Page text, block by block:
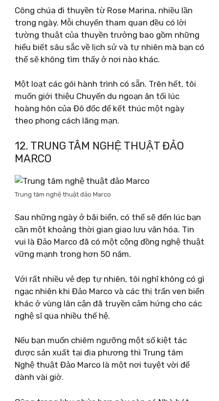
Công chúa đi thuyền từ Rose Marina, nhiều lần
trong ngày. Mỗi chuyến tham quan đều có lời
tường thuật của thuyền trưởng bao gồm những
hiểu biết sâu sắc về lịch sử và tự nhiên mà bạn có
thể sẽ không tìm thấy ở nơi nào khác.
Một loạt các gói hành trình có sẵn. Trên hết, tôi
muốn giới thiệu Chuyến du ngoạn ăn tối lúc
hoàng hôn của Đô đốc để kết thúc một ngày
theo phong cách lãng mạn.
12. TRUNG TÂM NGHỆ THUẬT ĐẢO
MARCO
Trung tâm nghệ thuật đảo Marco
Sau những ngày ở bãi biển, có thể sẽ đến lúc bạn
cần một khoảng thời gian giao lưu văn hóa. Tin
vui là Đảo Marco đã có một cộng đồng nghệ thuật
vững mạnh trong hơn 50 năm.
Với rất nhiều vẻ đẹp tự nhiên, tôi nghĩ không có gì
ngạc nhiên khi Đảo Marco và các thị trấn ven biển
khác ở vùng lân cận đã truyền cảm hứng cho các
nghệ sĩ qua nhiều thế hệ.
Nếu bạn muốn chiêm ngưỡng một số kiệt tác
được sản xuất tại địa phương thì Trung tâm
Nghệ thuật Đảo Marco là một nơi tuyệt vời để
dành vài giờ.